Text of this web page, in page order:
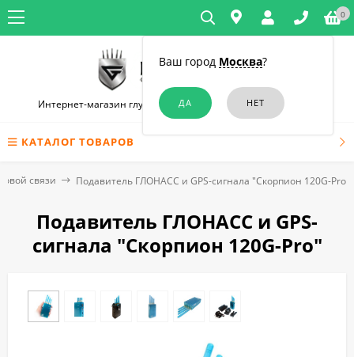
Ваш город Москва?
0
Интернет-магазин глушилок связи и диктофонов в Москве
КАТАЛОГ ТОВАРОВ
связи Подавитель ГЛОНАСС и GPS-сигнала "Скорпион 120G-Pro"
Подавитель ГЛОНАСС и GPS-
сигнала "Скорпион 120G-Pro"